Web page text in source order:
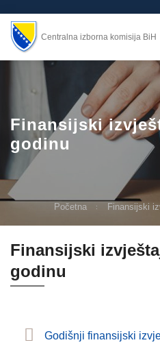
Centralna izborna komisija BiH
Finansijski
godinu
Početna Finansijski
Finansijski
godinu
Godišnji finansijski